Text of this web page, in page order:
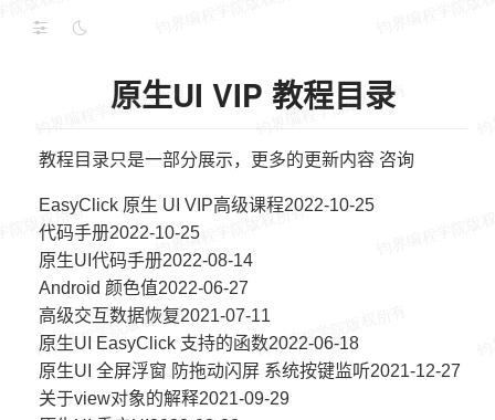
原生UI VIP 教程目录
教程目录只是一部分展示，更多的更新内容 咨询
EasyClick 原生 UI VIP高级课程2022-10-25
代码手册2022-10-25
原生UI代码手册2022-08-14
Android 颜色值2022-06-27
高级交互数据恢复2021-07-11
原生UI EasyClick 支持的函数2022-06-18
原生UI 全屏浮窗 防拖动闪屏 系统按键监听2021-12-27
关于view对象的解释2021-09-29